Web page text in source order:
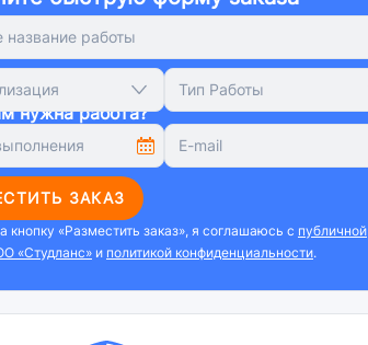
Тип Работы
нужна работа?
ЗАКАЗ
кнопку «Разместить заказ», я соглашаюсь с публичной
«Студланс» и политикой конфиденциальности.